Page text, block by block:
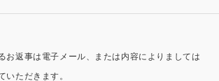
営業時間AM 9:00〜PM6:00
お返事は電子メール、または内容によりましては
いただきます。